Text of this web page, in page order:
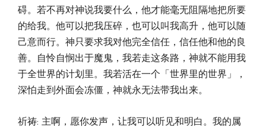
碍。若不再对神说我要什么，他才能毫无阻隔地把所要
的给我。他可以把我压碎，也可以叫我高升，他可以随
己意而行。神只要求我对他完全信任，信任他和他的良
善。自怜自悯出于魔鬼，我若走这条路，神就不能用我
于全世界的计划里。我若活在一个「世界里的世界」，
深怕走到外面会冻僵，神就永无法带我出来。
祈祷: 主啊，愿你发声，让我可以听见和明白。我的属